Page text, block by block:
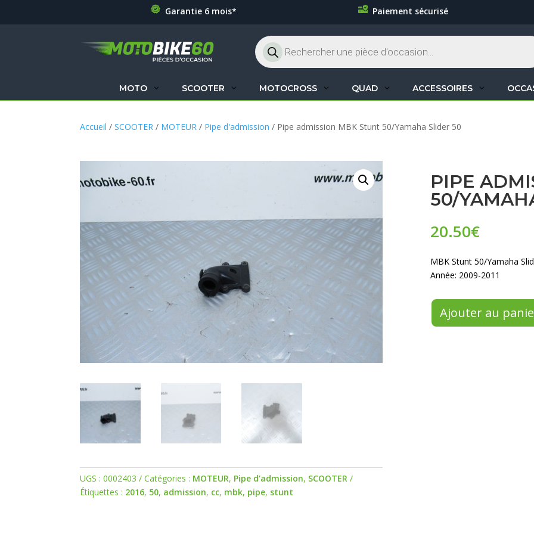
Garantie 6 mois* Paiement sécurisé
Recherche
de
produits
MOTO SCOOTER MOTOCROSS QUAD ACCESSOIRES
Accueil /SCOOTER / MOTEUR / Pipe d'admission / Pipe admission MBK Stunt 50/Yamaha Slider 50
UGS :0002403 Catégories : MOTEUR, Pipe d'admission, SCOOTER
Étiquettes : 2016, 50, admission, cc, mbk, pipe, stunt
PIPE
50/
20.50€
MBK Stunt 50/Yamaha
Année: 2009-2011
Ajouter au